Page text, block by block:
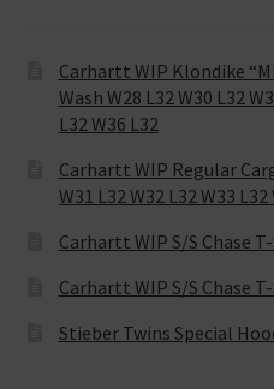
Carhartt WIP Klondike
Wash W28 L32 W30 L32
L32 W36 L32
Carhartt WIP Regular
W31 L32 W32 L32 W33
Carhartt WIP S/S Chase
Carhartt WIP S/S Chase
Stieber Twins Special